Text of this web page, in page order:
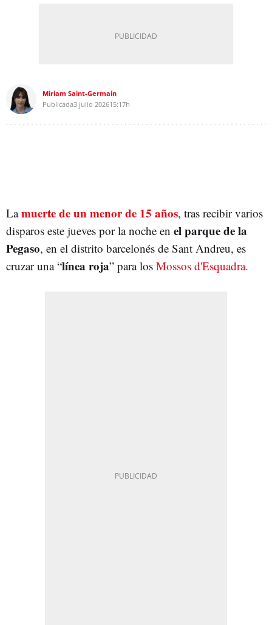
Miriam Saint-Germain
Publicada3 julio 202615:17h
Lamuerte de un menor de 15 años, tras recibir varios
disparos este jueves por la noche en el parque de la
Pegaso, en el distrito barcelonés de Sant Andreu, es
cruzar una “línea roja” para los Mossos d'Esquadra.